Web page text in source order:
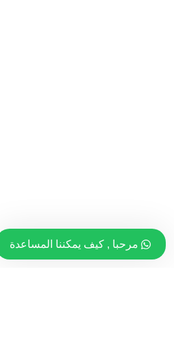
مرحبا , كيف يمكننا المساعدة